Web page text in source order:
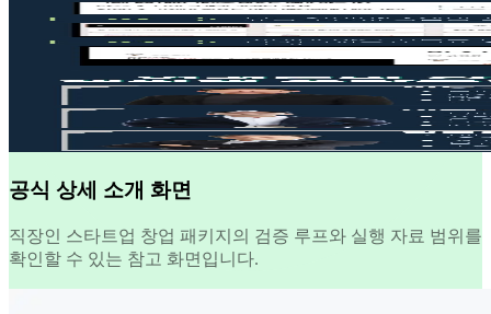
공식 상세 소개 화면
직장인 스타트업 창업 패키지의 검증 루프와 실행 자료 범위를
확인할 수 있는 참고 화면입니다.